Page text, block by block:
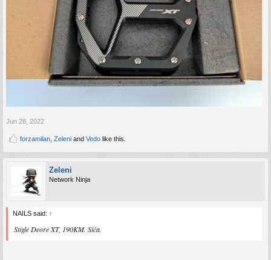
Jun 28, 2022
forzamilan Zeleni and Vedo like this.
Zeleni
Network Ninja
NAILS said: ↑
Stigle Deore XT, 190KM. Sića.